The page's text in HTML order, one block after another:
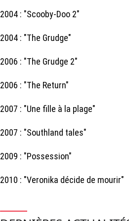
2004 : "Scooby-Doo 2"
2004 : "The Grudge"
2006 : "The Grudge 2"
2006 : "The Return"
2007 : "Une fille à la plage"
2007 : "Southland tales"
2009 : "Possession"
2010 : "Veronika décide de mourir"